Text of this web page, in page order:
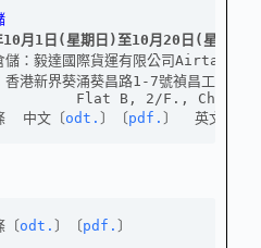
10月1日(星期日)至10月20日(星期五)
際貨運有限公司Airtack
葵昌路1-7號禎昌工業大廈2
Cheong Ind'l
〔odt. 〕〔pdf. 〕  英文〔
odt. 〕〔pdf. 〕